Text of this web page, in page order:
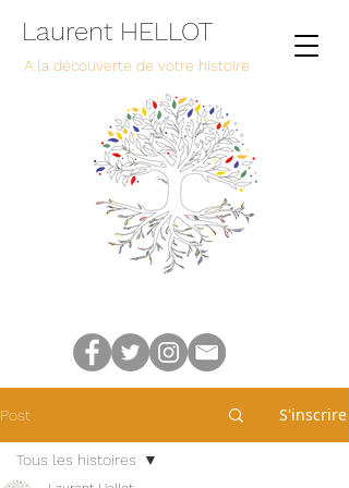
Laurent HELLOT
A la découverte de votre histoire
Post S'inscrire
Tous les histoires